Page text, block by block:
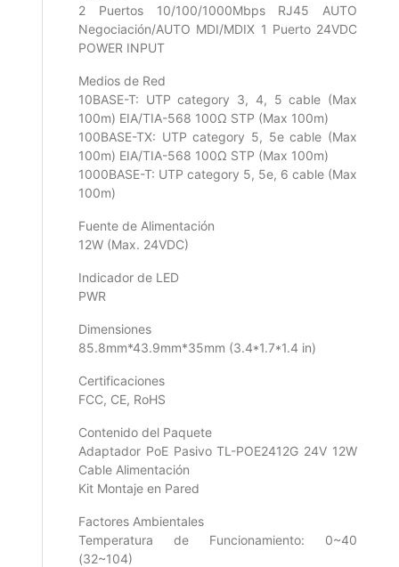
2 Puertos 10/100/1000Mbps RJ45 AUTO
Negociación/AUTO MDI/MDIX 1 Puerto 24VDC
POWER INPUT
Medios de Red
10BASE-T: UTP category 3, 4, 5 cable (Max
100m) EIA/TIA-568 100Ω STP (Max 100m)
100BASE-TX: UTP category 5, 5e cable (Max
100m) EIA/TIA-568 100Ω STP (Max 100m)
1000BASE-T: UTP category 5, 5e, 6 cable (Max
100m)
Fuente de Alimentación
12W (Max. 24VDC)
Indicador de LED
PWR
Dimensiones
85.8mm*43.9mm*35mm (3.4*1.7*1.4 in)
Certificaciones
FCC, CE, RoHS
Contenido del Paquete
Adaptador PoE Pasivo TL-POE2412G 24V 12W
Cable Alimentación
Kit Montaje en Pared
Factores Ambientales
Temperatura de Funcionamiento: 0~40
(32~104)